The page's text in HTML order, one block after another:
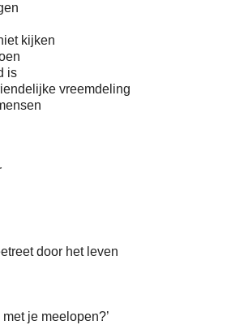
kijken
is
vreemdeling
door het leven
je meelopen?’